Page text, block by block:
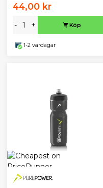
44,00 kr
- + Köp
1-2 vardagar